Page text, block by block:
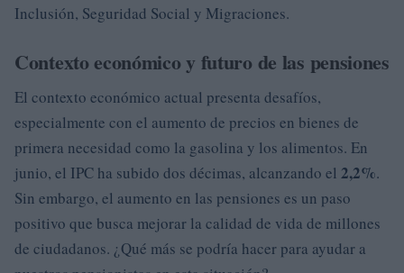
Inclusión, Seguridad Social y Migraciones.
Contexto económico y futuro de las pensiones
El contexto económico actual presenta desafíos,
especialmente con el aumento de precios en bienes de
primera necesidad como la gasolina y los alimentos. En
junio, el IPC ha subido dos décimas, alcanzando el 2,2%.
Sin embargo, el aumento en las pensiones es un paso
positivo que busca mejorar la calidad de vida de millones
de ciudadanos. ¿Qué más se podría hacer para ayudar a